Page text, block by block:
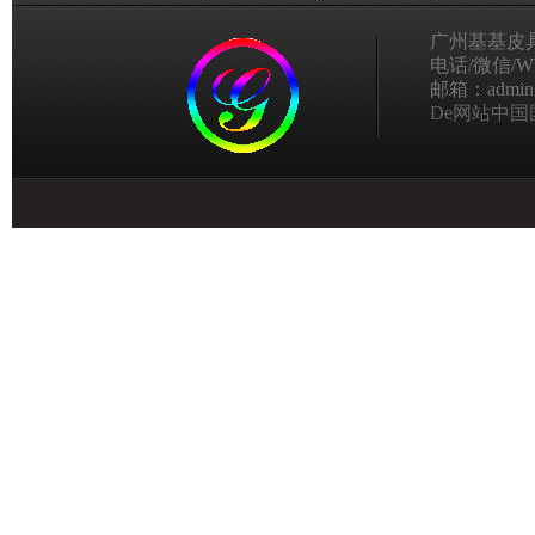
广州基基皮
电话/微信/
邮箱：
De网站中国